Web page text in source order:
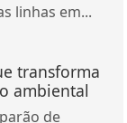
linhas em...
transforma
ambiental
de